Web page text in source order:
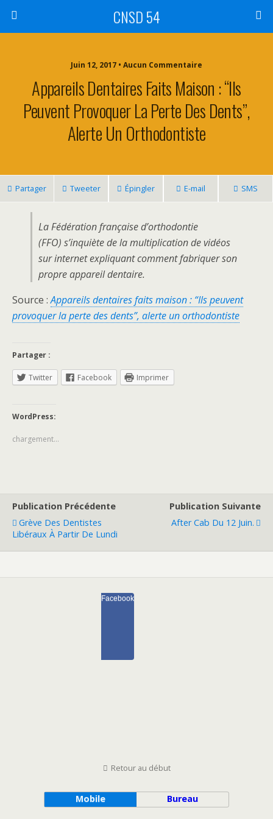
CNSD 54
Juin 12, 2017 • Aucun Commentaire
Appareils Dentaires Faits Maison : “Ils
Peuvent Provoquer La Perte Des Dents”,
Alerte Un Orthodontiste
Partager Tweeter Épingler E-mail SMS
La Fédération française d’orthodontie
(FFO) s’inquiète de la multiplication de vidéos
sur internet expliquant comment fabriquer son
propre appareil dentaire.
Source :Appareils dentaires faits maison : “Ils peuvent
provoquer la perte des dents”, alerte un orthodontiste
Partager :
Twitter Facebook Imprimer
WordPress:
chargement…
Publication Précédente
Grève Des Dentistes
Libéraux À Partir De Lundi
Publication Suivante
After Cab Du 12 Juin.
Facebook
Retour au début
Mobile Bureau